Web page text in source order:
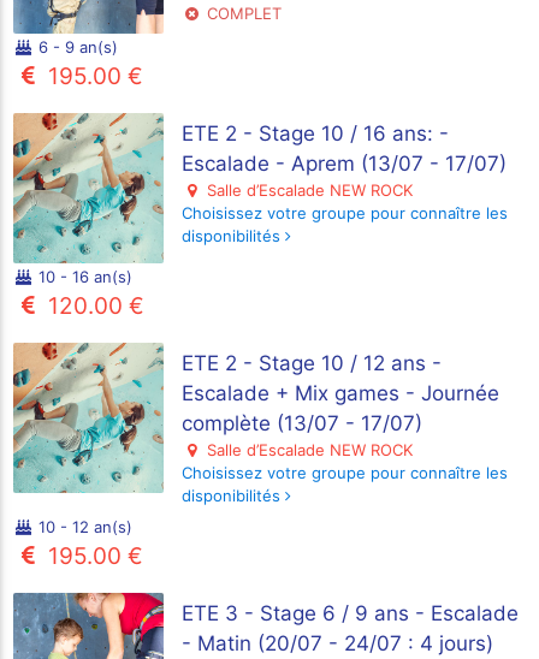
COMPLET
6 - 9 an(s)
195.00 €
ETE 2 - Stage 10 / 16 ans: -
Escalade - Aprem (13/07 - 17/07)
Salle d’Escalade NEW ROCK
Choisissez votre groupe pour connaître les
disponibilités
10 - 16 an(s)
120.00 €
ETE 2 - Stage 10 / 12 ans -
Escalade + Mix games - Journée
complète (13/07 - 17/07)
Salle d’Escalade NEW ROCK
Choisissez votre groupe pour connaître les
disponibilités
10 - 12 an(s)
195.00 €
ETE 3 - Stage 6 / 9 ans - Escalade
- Matin (20/07 - 24/07 : 4 jours)